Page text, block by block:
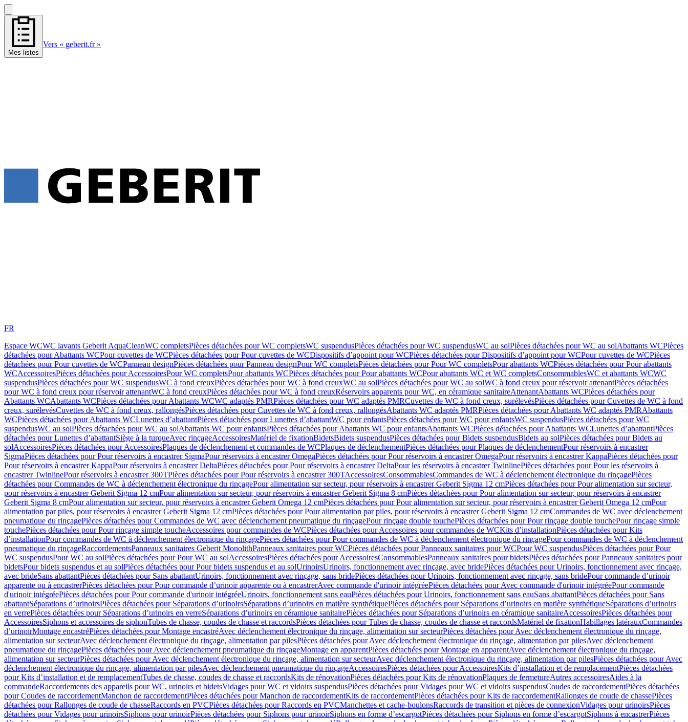
Mes listes
Vers « geberit.fr »
FR
Espace WCWC lavants Geberit AquaCleanWC completsPièces détachées pour WC completsWC suspendusPièces détachées pour WC suspendusWC au solPièces détachées pour WC au solAbattants WCPièces
détachées pour Abattants WCPour cuvettes de WCPièces détachées pour Pour cuvettes de WCDispositifs d’appoint pour WCPièces détachées pour Dispositifs d’appoint pour WCPour cuvettes de WCPièces
détachées pour Pour cuvettes de WCPanneau designPièces détachées pour Panneau designPour WC completsPièces détachées pour Pour WC completsPour abattants WCPièces détachées pour Pour abattants
WCAccessoiresPièces détachées pour AccessoiresPour WC completsPour abattants WCPièces détachées pour Pour abattants WCPour abattants WC et WC completsConsommablesWC et abattants WCWC
suspendusPièces détachées pour WC suspendusWC à fond creuxPièces détachées pour WC à fond creuxWC au solPièces détachées pour WC au solWC à fond creux pour réservoir attenantPièces détachées
pour WC à fond creux pour réservoir attenantWC à fond creuxPièces détachées pour WC à fond creuxRéservoirs apparents pour WC, en céramique sanitaireAttenantAbattants WCPièces détachées pour
Abattants WCAbattants WCPièces détachées pour Abattants WCWC adaptés PMRPièces détachées pour WC adaptés PMRCuvettes de WC à fond creux, surélevésPièces détachées pour Cuvettes de WC à fond
creux, surélevésCuvettes de WC à fond creux, rallongésPièces détachées pour Cuvettes de WC à fond creux, rallongésAbattants WC adaptés PMRPièces détachées pour Abattants WC adaptés PMRAbattants
WCPièces détachées pour Abattants WCLunettes d’abattantPièces détachées pour Lunettes d’abattantWC pour enfantsPièces détachées pour WC pour enfantsWC suspendusPièces détachées pour WC
suspendusWC au solPièces détachées pour WC au solAbattants WC pour enfantsPièces détachées pour Abattants WC pour enfantsAbattants WCPièces détachées pour Abattants WCLunettes d’abattantPièces
détachées pour Lunettes d’abattantSiège à la turqueAvec rinçageAccessoiresMatériel de fixationBidetsBidets suspendusPièces détachées pour Bidets suspendusBidets au solPièces détachées pour Bidets au
solAccessoiresPièces détachées pour AccessoiresPlaques de déclenchement et commandes de WCPlaques de déclenchementPièces détachées pour Plaques de déclenchementPour réservoirs à encastrer
SigmaPièces détachées pour Pour réservoirs à encastrer SigmaPour réservoirs à encastrer OmegaPièces détachées pour Pour réservoirs à encastrer OmegaPour réservoirs à encastrer KappaPièces détachées pour
Pour réservoirs à encastrer KappaPour réservoirs à encastrer DeltaPièces détachées pour Pour réservoirs à encastrer DeltaPour les réservoirs à encastrer TwinlinePièces détachées pour Pour les réservoirs à
encastrer TwinlinePour réservoirs à encastrer 300TPièces détachées pour Pour réservoirs à encastrer 300TAccessoiresConsommablesCommandes de WC à déclenchement électronique du rinçagePièces
détachées pour Commandes de WC à déclenchement électronique du rinçagePour alimentation sur secteur, pour réservoirs à encastrer Geberit Sigma 12 cmPièces détachées pour Pour alimentation sur secteur,
pour réservoirs à encastrer Geberit Sigma 12 cmPour alimentation sur secteur, pour réservoirs à encastrer Geberit Sigma 8 cmPièces détachées pour Pour alimentation sur secteur, pour réservoirs à encastrer
Geberit Sigma 8 cmPour alimentation sur secteur, pour réservoirs à encastrer Geberit Omega 12 cmPièces détachées pour Pour alimentation sur secteur, pour réservoirs à encastrer Geberit Omega 12 cmPour
alimentation par piles, pour réservoirs à encastrer Geberit Sigma 12 cmPièces détachées pour Pour alimentation par piles, pour réservoirs à encastrer Geberit Sigma 12 cmCommandes de WC avec déclenchement
pneumatique du rinçagePièces détachées pour Commandes de WC avec déclenchement pneumatique du rinçagePour rinçage double touchePièces détachées pour Pour rinçage double touchePour rinçage simple
touchePièces détachées pour Pour rinçage simple toucheAccessoires pour commandes de WCPièces détachées pour Accessoires pour commandes de WCKits d’installationPièces détachées pour Kits
d’installationPour commandes de WC à déclenchement électronique du rinçagePièces détachées pour Pour commandes de WC à déclenchement électronique du rinçagePour commandes de WC à déclenchement
pneumatique du rinçageRaccordementsPanneaux sanitaires Geberit MonolithPanneaux sanitaires pour WCPièces détachées pour Panneaux sanitaires pour WCPour WC suspendusPièces détachées pour Pour
WC suspendusPour WC au solPièces détachées pour Pour WC au solAccessoiresPièces détachées pour AccessoiresConsommablesPanneaux sanitaires pour bidetsPièces détachées pour Panneaux sanitaires pour
bidetsPour bidets suspendus et au solPièces détachées pour Pour bidets suspendus et au solUrinoirsUrinoirs, fonctionnement avec rinçage, avec bridePièces détachées pour Urinoirs, fonctionnement avec rinçage,
avec brideSans abattantPièces détachées pour Sans abattantUrinoirs, fonctionnement avec rinçage, sans bridePièces détachées pour Urinoirs, fonctionnement avec rinçage, sans bridePour commande d’urinoir
apparente ou à encastrerPièces détachées pour Pour commande d’urinoir apparente ou à encastrerAvec commande d'urinoir intégréePièces détachées pour Avec commande d'urinoir intégréePour commande
d'urinoir intégréePièces détachées pour Pour commande d'urinoir intégréeUrinoirs, fonctionnement sans eauPièces détachées pour Urinoirs, fonctionnement sans eauSans abattantPièces détachées pour Sans
abattantSéparations d’urinoirsPièces détachées pour Séparations d’urinoirsSéparations d’urinoirs en matière synthétiquePièces détachées pour Séparations d’urinoirs en matière synthétiqueSéparations d’urinoirs
en verrePièces détachées pour Séparations d’urinoirs en verreSéparations d’urinoirs en céramique sanitairePièces détachées pour Séparations d’urinoirs en céramique sanitaireAccessoiresPièces détachées pour
AccessoiresSiphons et accessoires de siphonTubes de chasse, coudes de chasse et raccordsPièces détachées pour Tubes de chasse, coudes de chasse et raccordsMatériel de fixationHabillages latérauxCommandes
dʼurinoirMontage encastréPièces détachées pour Montage encastréAvec déclenchement électronique du rinçage, alimentation sur secteurPièces détachées pour Avec déclenchement électronique du rinçage,
alimentation sur secteurAvec déclenchement électronique du rinçage, alimentation par pilesPièces détachées pour Avec déclenchement électronique du rinçage, alimentation par pilesAvec déclenchement
pneumatique du rinçagePièces détachées pour Avec déclenchement pneumatique du rinçageMontage en apparentPièces détachées pour Montage en apparentAvec déclenchement électronique du rinçage,
alimentation sur secteurPièces détachées pour Avec déclenchement électronique du rinçage, alimentation sur secteurAvec déclenchement électronique du rinçage, alimentation par pilesPièces détachées pour Avec
déclenchement électronique du rinçage, alimentation par pilesAvec déclenchement pneumatique du rinçageAccessoiresPièces détachées pour AccessoiresKits d’installation et de remplacementPièces détachées
pour Kits d’installation et de remplacementTubes de chasse, coudes de chasse et raccordsKits de rénovationPièces détachées pour Kits de rénovationPlaques de fermetureAutres accessoiresAides à la
commandeRaccordements des appareils pour WC, urinoirs et bidetsVidages pour WC et vidoirs suspendusPièces détachées pour Vidages pour WC et vidoirs suspendusCoudes de raccordementPièces détachées
pour Coudes de raccordementManchon de raccordementPièces détachées pour Manchon de raccordementKits de raccordementPièces détachées pour Kits de raccordementRallonges de coude de chassePièces
détachées pour Rallonges de coude de chasseRaccords en PVCPièces détachées pour Raccords en PVCManchettes et cache-boulonsRaccords de transition et pièces de connexionVidages pour urinoirsPièces
détachées pour Vidages pour urinoirsSiphons pour urinoirPièces détachées pour Siphons pour urinoirSiphons en forme d’escargotPièces détachées pour Siphons en forme d’escargotSiphons à encastrerPièces